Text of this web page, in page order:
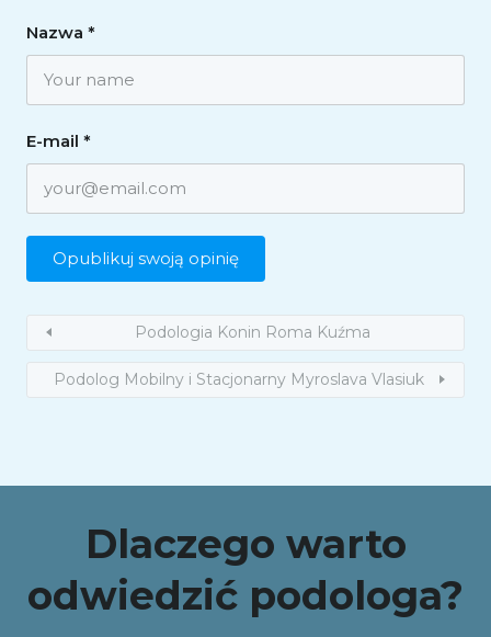
Nazwa *
E-mail *
Podologia Konin Roma Kuźma
Podolog Mobilny i Stacjonarny Myroslava Vlasiuk
Dlaczego warto
odwiedzić podologa?